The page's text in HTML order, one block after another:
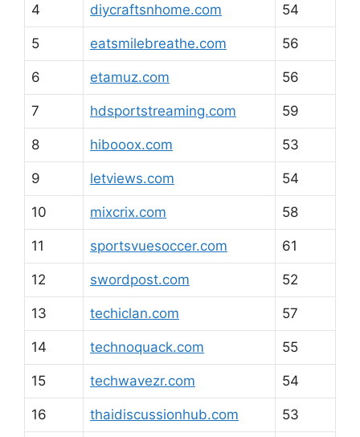
4 diycraftsnhome.com 54
5 eatsmilebreathe.com 56
6 etamuz.com 56
7 hdsportstreaming.com 59
8 hibooox.com 53
9 letviews.com 54
10 mixcrix.com 58
11 sportsvuesoccer.com 61
12 swordpost.com 52
13 techiclan.com 57
14 technoquack.com 55
15 techwavezr.com 54
16 thaidiscussionhub.com 53